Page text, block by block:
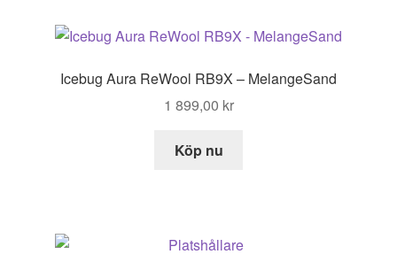
Icebug Aura ReWool RB9X – MelangeSand
1 899,00 kr
Köp nu